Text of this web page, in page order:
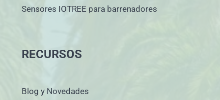
Sensores IOTREE para barrenadores
RECURSOS
Blog y Novedades